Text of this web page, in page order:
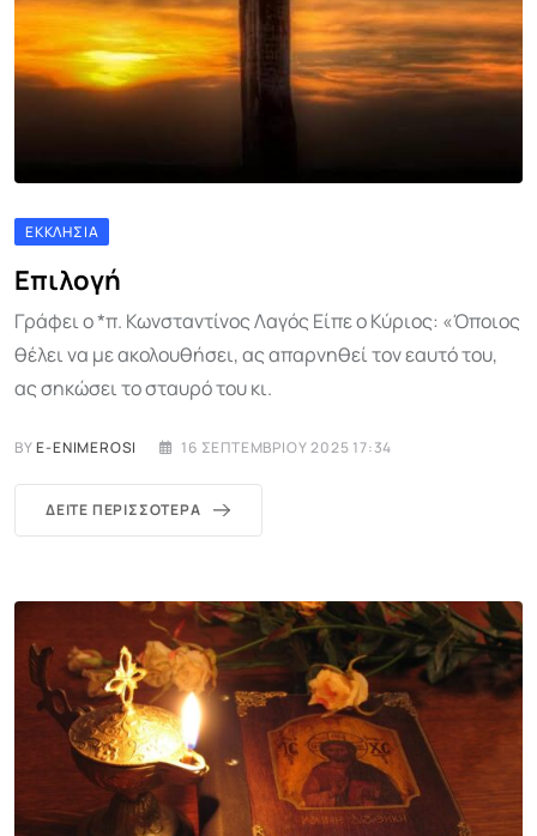
ΕΚΚΛΗΣΊΑ
Επιλογή
Γράφει ο *π. Κωνσταντίνος Λαγός Είπε ο Κύριος: «Όποιος
θέλει να με ακολουθήσει, ας απαρνηθεί τον εαυτό του,
ας σηκώσει το σταυρό του κι.
BYE-ENIMEROSI 16 ΣΕΠΤΕΜΒΡΊΟΥ 2025 17:34
ΔΕΊΤΕ ΠΕΡΙΣΣΌΤΕΡΑ